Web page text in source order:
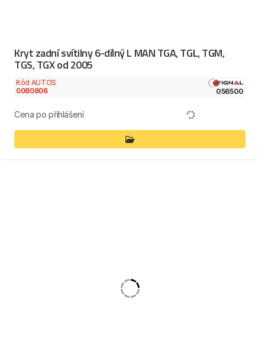
Kryt zadní svítilny 6-dílný L MAN TGA, TGL, TGM,
TGS, TGX od 2005
Kód AUTOS
0080806
056500
Cena po přihlášení